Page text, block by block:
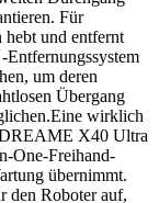
Für
hebt und entfernt
Entfernungssystem
um deren
Übergang
wirklich
DREAME X40 Ultra
One-Freihand-
übernimmt.
den Roboter auf,